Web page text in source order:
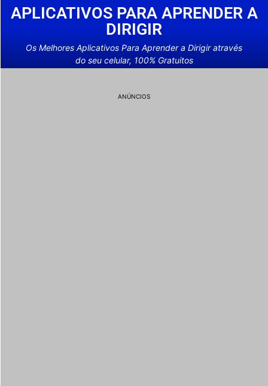
APLICATIVOS PARA APRENDER A
DIRIGIR
Os Melhores Aplicativos Para Aprender a Dirigir através
do seu celular, 100% Gratuitos
ANÚNCIOS